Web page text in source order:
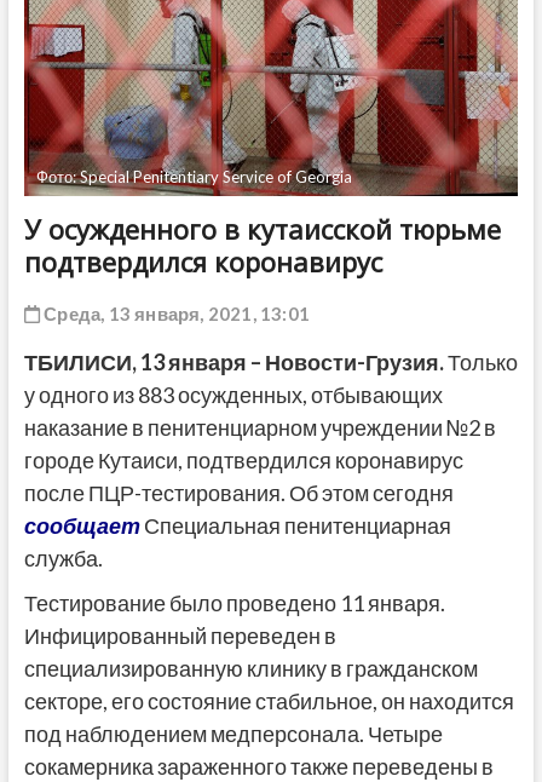
Фото: Special Penitentiary Service of Georgia
У осужденного в кутаисской тюрьме
подтвердился коронавирус
Среда, 13 января, 2021, 13:01
ТБИЛИСИ,13января – Новости-Грузия.Только
у одного из 883 осужденных, отбывающих
наказание в пенитенциарном учреждении №2 в
городе Кутаиси, подтвердился коронавирус
после ПЦР-тестирования. Об этом сегодня
сообщаетСпециальная пенитенциарная
служба.
Тестирование было проведено 11 января.
Инфицированный переведен в
специализированную клинику в гражданском
секторе, его состояние стабильное, он находится
под наблюдением медперсонала. Четыре
сокамерника зараженного также переведены в